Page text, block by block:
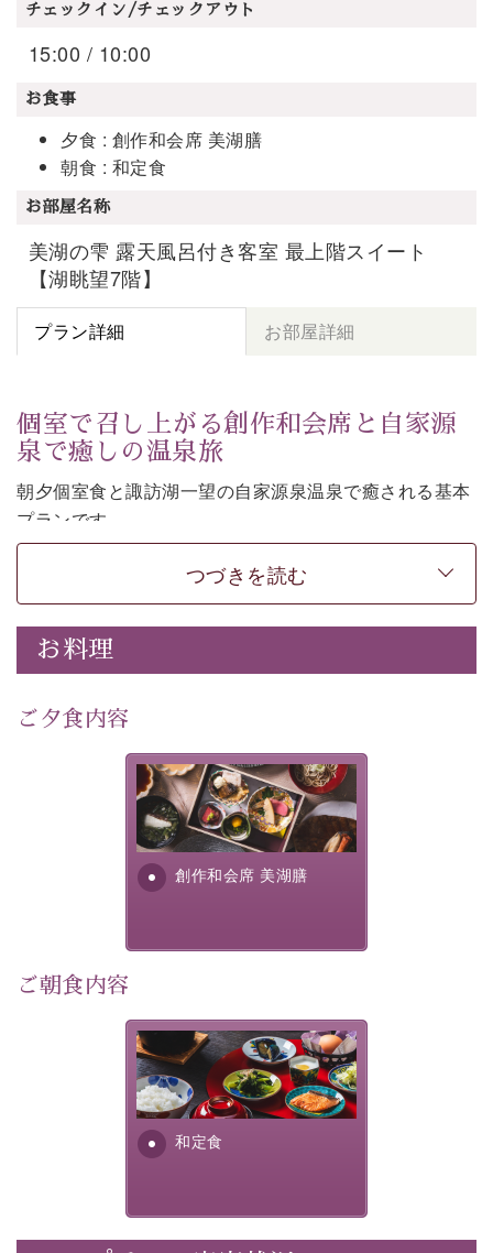
チェックイン/チェックアウト
15:00 / 10:00
お食事
夕食 : 創作和会席 美湖膳
朝食 : 和定食
お部屋名称
美湖の雫 露天風呂付き客室 最上階スイート
【湖眺望7階】
プラン詳細 お部屋詳細
個室で召し上がる創作和会席と自家源
泉で癒しの温泉旅
朝夕個室食と諏訪湖一望の自家源泉温泉で癒される基本
プランです。
諏訪湖を眺めながら幽玄な装飾の館内で静かに寛いでお
-----------【安心への取り組み】----------
個室料亭、貸切風呂のご利用が可能な上、 安心安全にご
滞在いただけるよう
30項目以上からなる独自の衛生・消毒プログラムの基、
徹底した衛生管理を行っております。
---------------------------------------------
・朝夕個室料亭で個室食
・諏訪大社4社を巡る無料参拝バス（事前予約制）
・館内着をご用意
・環境に配慮したアメニティをご用意
・館内フリーWi-Fi
・チェックイン15時、チェックアウト10時
・朝夕個室料亭で個室食
・夕食は地産地消の創作和会席 美湖膳（二十四節気と
・朝食はこだわりの味噌汁をはじめとした和定食
つづきを読む
お料理
ご夕食内容
創作和会席 美湖膳
美湖膳とは諏訪の地で特別を
提供する為に料理長・神原 裕
明が考え出した創作和会席で
す。美しい諏訪湖の幸...
ご朝食内容
和定食
さっぱりとした和食膳に使わ
れる食材は、諏訪の名産品を
ふんだんに取り入れ、安心・
安全を心掛けた長野県産...